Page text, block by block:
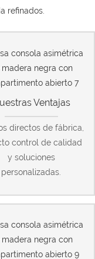
refinados.
Ventajas
directos de fábrica,
control de calidad
y soluciones
personalizadas.